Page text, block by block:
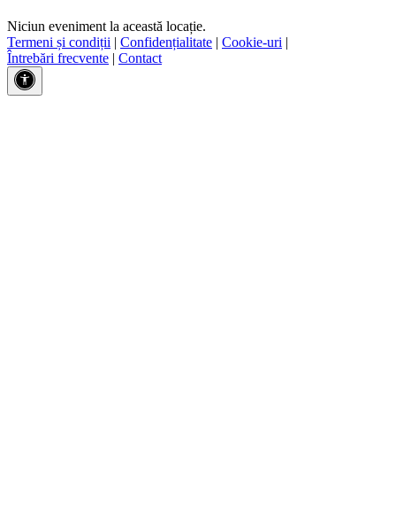
Niciun eveniment la această locație.
Termeni și condiții | Confidențialitate | Cookie-uri |
Întrebări frecvente | Contact